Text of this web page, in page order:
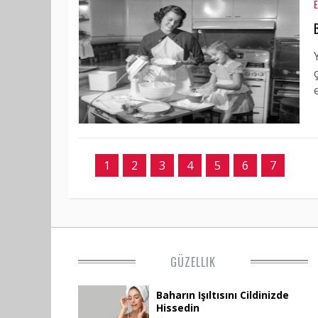
1 2 3 4 5 6 7
GÜZELLIK
Baharın Işıltısını Cildinizde
Hissedin